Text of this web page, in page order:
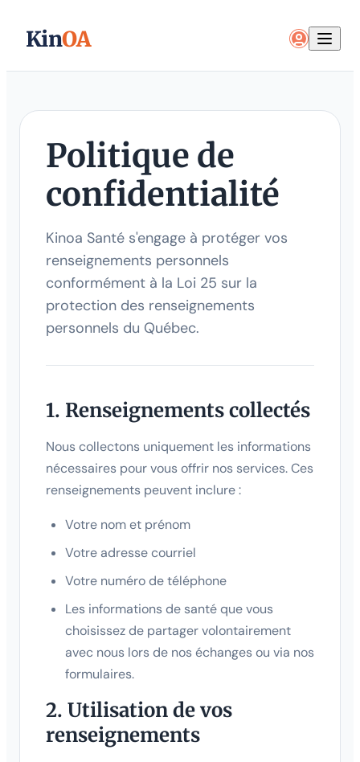
KinOA
Politique de
confidentialité
Kinoa Santé s'engage à protéger vos
renseignements personnels
conformément à la Loi 25 sur la
protection des renseignements
personnels du Québec.
1. Renseignements collectés
Nous collectons uniquement les informations
nécessaires pour vous offrir nos services. Ces
renseignements peuvent inclure :
Votre nom et prénom
Votre adresse courriel
Votre numéro de téléphone
Les informations de santé que vous
choisissez de partager volontairement
avec nous lors de nos échanges ou via nos
formulaires.
2. Utilisation de vos
renseignements